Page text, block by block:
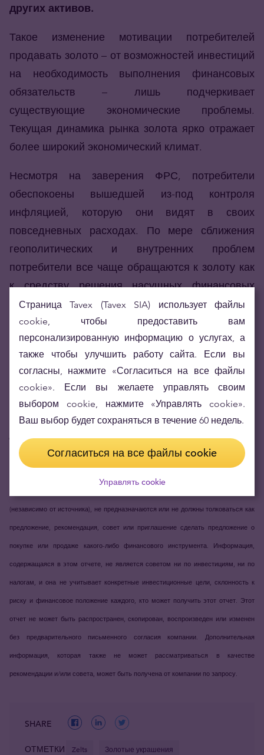
других активов.
Такое изменение мотивации потребителей
продавать золото – от возможностей инвестиций
на необходимость выполнения финансовых
обязательств – лишь подчеркивает
существующие экономические проблемы.
Текущая динамика рынка золота ярко отражает
более широкий экономический климат.
Несмотря на заверения ФРС, потребители
обеспокоены вышедшей из-под контроля
инфляцией, которую они видят в своих
повседневных расходах. По мере сближения
геополитических и внутренних проблем
потребители все чаще обращаются к золоту как
к средству решения насущных финансовых
проблем, а не только как к инвестициям.
Сохранение золота как средства сбережения
сейчас выражено более явно, чем когда-либо.
Золото четко демонстрирует свою истинную
ценность.
_____________________
Статья подготовлена ​​отделом маркетинга и отделом дилинга Tavex Latvia. Oтчет
(независимо от источника), не предназначаются или не должны толковаться как
предложение, рекомендация, совет или приглашение сделать предложение о
покупке или продаже какого-либо финансового инструмента. Информация,
содержащаяся в этом отчете, не является советом ни по инвестициям, ни по
налогам, и она не учитывает конкретные инвестиционные цели, склонность к
риску и финансовое положение каждого, кто может получить этот отчет. Этот
отчет не может быть распространен, скопирован, воспроизведен или изменен
без предварительного письменного согласия компании. Дополнительная
информация, которая также не может рассматриваться в качестве
рекомендации и/или совета, может быть получена от компании по запросу.
SHARE
ОТМЕТКИ Zelts Золотые украшения
Страница Tavex (Tavex SIA) использует файлы
cookie, чтобы предоставить вам
персонализированную информацию о услугах, а
также чтобы улучшить работу сайта. Если вы
согласны, нажмите «Согласиться на все файлы
cookie». Если вы желаете управлять своим
выбором cookie, нажмите «Управлять cookie».
Ваш выбор будет сохраняться в течение 60 недель.
Согласиться на все файлы cookie
Управлять cookie